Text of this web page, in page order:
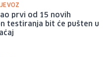
prvi od 15 novih
testiranja bit će pušten u